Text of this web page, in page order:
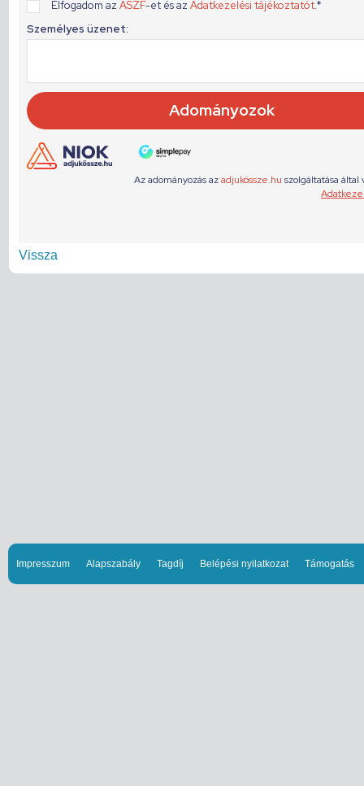
Vissza
Impresszum Alapszabály Tagdíj Belépési nyilatkozat Támogatás